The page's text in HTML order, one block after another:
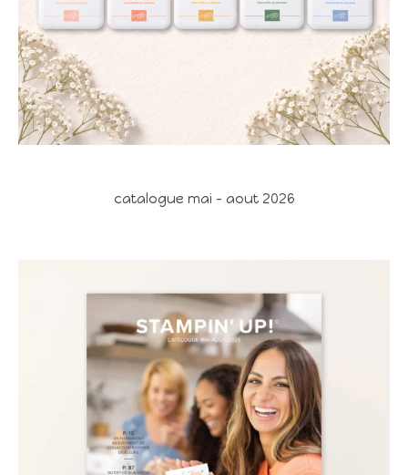
catalogue mai - aout 2026